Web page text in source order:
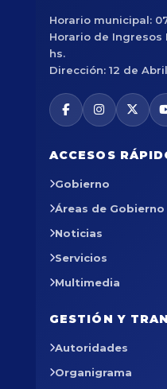
Horario municipal:
Horario de Ingresos
hs.
Dirección: 12 de
ACCESOS
Gobierno
Áreas de Gobierno
Noticias
Servicios
Multimedia
GESTIÓN Y
Autoridades
Organigrama